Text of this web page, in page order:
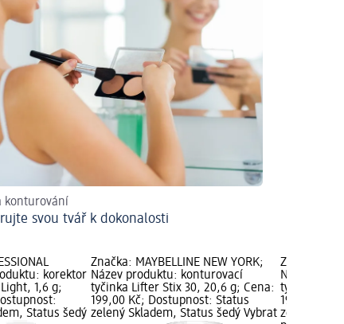
konturování
svou tvář k dokonalosti
korektor
1,6 g;
Status šedý
Značka: MAYBELLINE NEW YORK;
Název produktu: konturovací
tyčinka Lifter Stix 30, 20,6 g; Cena:
199,00 Kč; Dostupnost: Status
zelený Skladem, Status šedý Vybrat
Značka:
Název
tyčinka
199,00 Kč;
zelený